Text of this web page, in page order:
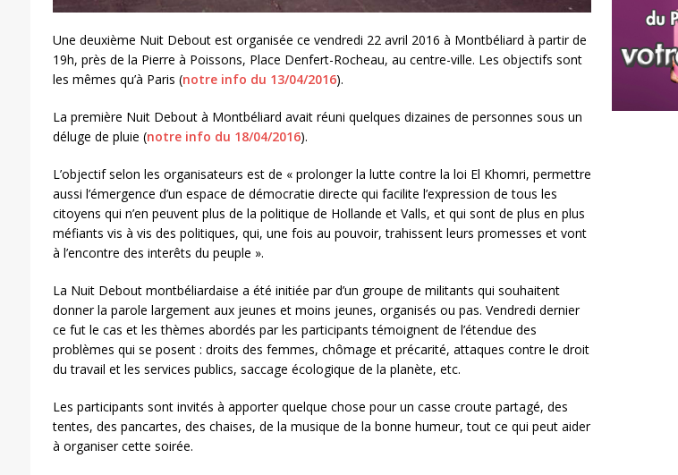
Une deuxième Nuit Debout est organisée ce vendredi 22 avril 2016 à Montbéliard à partir de
19h, près de la Pierre à Poissons, Place Denfert-Rocheau, au centre-ville. Les objectifs sont
les mêmes qu’à Paris (notre info du 13/04/2016).
La première Nuit Debout à Montbéliard avait réuni quelques dizaines de personnes sous un
déluge de pluie (notre info du 18/04/2016).
L’objectif selon les organisateurs est de « prolonger la lutte contre la loi El Khomri, permettre
aussi l’émergence d’un espace de démocratie directe qui facilite l’expression de tous les
citoyens qui n’en peuvent plus de la politique de Hollande et Valls, et qui sont de plus en plus
méfiants vis à vis des politiques, qui, une fois au pouvoir, trahissent leurs promesses et vont
à l’encontre des interêts du peuple ».
La Nuit Debout montbéliardaise a été initiée par d’un groupe de militants qui souhaitent
donner la parole largement aux jeunes et moins jeunes, organisés ou pas. Vendredi dernier
ce fut le cas et les thèmes abordés par les participants témoignent de l’étendue des
problèmes qui se posent : droits des femmes, chômage et précarité, attaques contre le droit
du travail et les services publics, saccage écologique de la planète, etc.
Les participants sont invités à apporter quelque chose pour un casse croute partagé, des
tentes, des pancartes, des chaises, de la musique de la bonne humeur, tout ce qui peut aider
à organiser cette soirée.